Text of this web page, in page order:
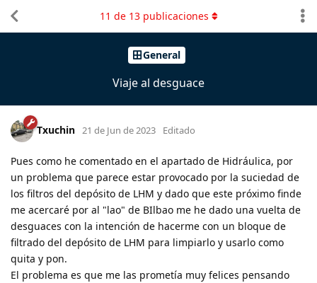
General
Viaje al desguace
11 de 13publicaciones
Txuchin 21 de Jun de 2023 Editado
Pues como he comentado en el apartado de Hidráulica, por
un problema que parece estar provocado por la suciedad de
los filtros del depósito de LHM y dado que este próximo finde
me acercaré por al "lao" de BIlbao me he dado una vuelta de
desguaces con la intención de hacerme con un bloque de
filtrado del depósito de LHM para limpiarlo y usarlo como
quita y pon.
El problema es que me las prometía muy felices pensando